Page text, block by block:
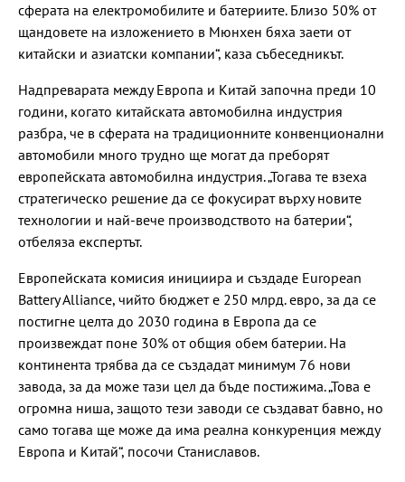
сферата на електромобилите и батериите. Близо 50% от
щандовете на изложението в Мюнхен бяха заети от
китайски и азиатски компании“, каза събеседникът.
Надпреварата между Европа и Китай започна преди 10
години, когато китайската автомобилна индустрия
разбра, че в сферата на традиционните конвенционални
автомобили много трудно ще могат да преборят
европейската автомобилна индустрия. „Тогава те взеха
стратегическо решение да се фокусират върху новите
технологии и най-вече производството на батерии“,
отбеляза експертът.
Eвропейската комисия инициира и създаде European
Battery Alliance, чийто бюджет е 250 млрд. евро, за да се
постигне целта до 2030 година в Европа да се
произвеждат поне 30% от общия обем батерии. На
континента трябва да се създадат минимум 76 нови
завода, за да може тази цел да бъде постижима. „Това е
огромна ниша, защото тези заводи се създават бавно, но
само тогава ще може да има реална конкуренция между
Европа и Китай“, посочи Станиславов.